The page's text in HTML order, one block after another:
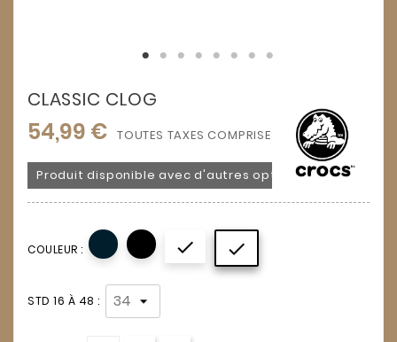
CLASSIC CLOG
54,99 € TOUTES TAXES COMPRISES
Produit disponible avec d'autres options
COULEUR :  
STD 16 À 48 :